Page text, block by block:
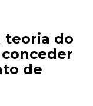
teoria do
de